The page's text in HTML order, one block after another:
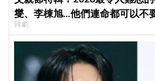
燮、李棟旭...他們連命都可以不
韓劇